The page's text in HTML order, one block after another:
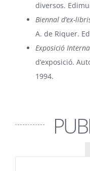
diversos.
Biennal d’ex-
A. de Riquer.
Exposició
d’exposició.
1994.